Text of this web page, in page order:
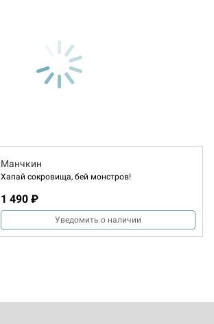
Манчкин
Хапай сокровища, бей монстров!
1 490 ₽
Уведомить о наличии